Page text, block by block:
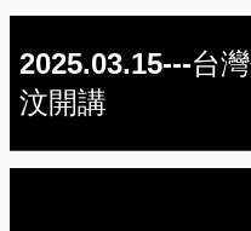
2025.03.15---台
汶開講